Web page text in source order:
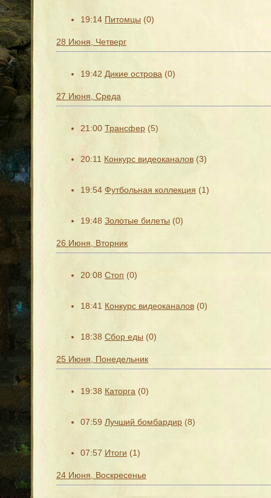
19:14 Питомцы (0)
28 Июня, Четверг
19:42 Дикие острова (0)
27 Июня, Среда
21:00 Трансфер (5)
20:11 Конкурс видеоканалов (3)
19:54 Футбольная коллекция (1)
19:48 Золотые билеты (0)
26 Июня, Вторник
20:08 Стоп (0)
18:41 Конкурс видеоканалов (0)
18:38 Сбор еды (0)
25 Июня, Понедельник
19:38 Каторга (0)
07:59 Лучший бомбардир (8)
07:57 Итоги (1)
24 Июня, Воскресенье